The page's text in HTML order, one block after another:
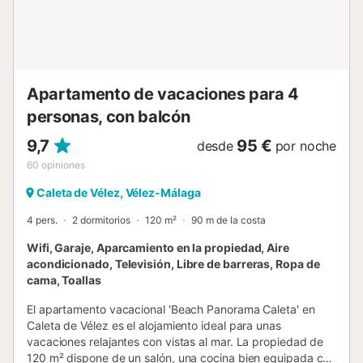
mediterráneos 🧳 Servicios incluidos 📶 Wifi gratuito 📺
Televisión 🛗 Ascensor Aire-acondicionado en el salón-
comedor 🛏️ Ropa de cama y toallas incluidas 📍 Ubicación
Apartamento de vacaciones para 4
personas, con balcón
9,7
60 opiniones
desde 95 € por noche
Caleta de Vélez, Vélez-Málaga
4 pers. 2 dormitorios 120 m² 90 m de la costa
Wifi, Garaje, Aparcamiento en la propiedad, Aire
acondicionado, Televisión, Libre de barreras, Ropa de
cama, Toallas
El apartamento vacacional 'Beach Panorama Caleta' en
Caleta de Vélez es el alojamiento ideal para unas
vacaciones relajantes con vistas al mar. La propiedad de
120 m² dispone de un salón, una cocina bien equipada con